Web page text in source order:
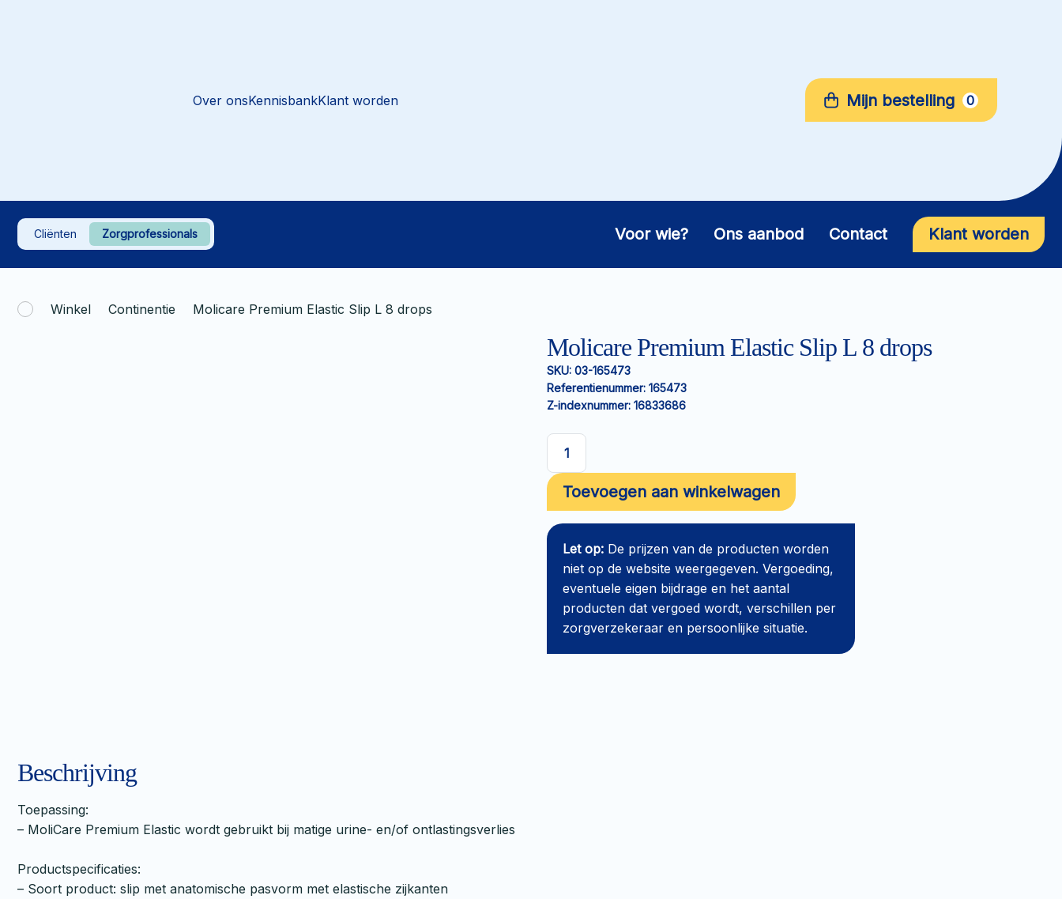
Over onsKennisbankKlant worden Mijn bestelling 0
Cliënten Zorgprofessionals Voor wie? Ons aanbod Contact Klant worden
Winkel Continentie Molicare Premium Elastic Slip L 8 drops
Molicare Premium Elastic Slip L 8 drops
SKU: 03-165473
Referentienummer: 165473
Z-indexnummer: 16833686
Molicare
Premium
Elastic
Slip
L
Toevoegen aan winkelwagen
Let op: De prijzen van de producten worden
niet op de website weergegeven. Vergoeding,
eventuele eigen bijdrage en het aantal
producten dat vergoed wordt, verschillen per
zorgverzekeraar en persoonlijke situatie.
Beschrijving
Toepassing:
– MoliCare Premium Elastic wordt gebruikt bij matige urine- en/of ontlastingsverlies
Productspecificaties:
– Soort product: slip met anatomische pasvorm met elastische zijkanten